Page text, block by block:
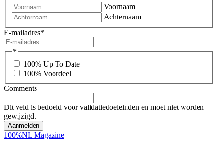
Voornaam
Achternaam
E-mailadres*
*
100% Up To Date
100% Voordeel
Comments
Dit veld is bedoeld voor validatiedoeleinden en moet niet worden
gewijzigd.
100%NL Magazine